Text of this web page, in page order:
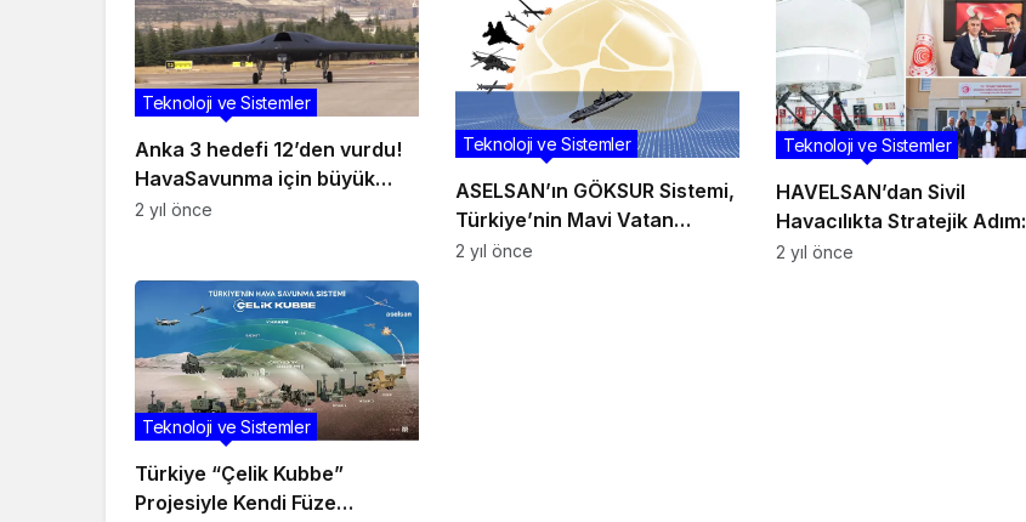
Anka 3 hedefi 12’den vurdu!
HavaSavunma için büyük
öneme sahip olan Anka 3
Teknoloji ve Sistemler
2 yıl önce
ASELSAN’ın GÖKSUR Sistemi,
Türkiye’nin Mavi Vatan
Savunmasında Güçleniyor
Teknoloji ve Sistemler
2 yıl önce
HAVELSAN’dan Sivil
Havacılıkta Stratejik Adım:
Beyaz Kuyruk Simülatör
Teknoloji ve Sistemler
2 yıl önce
Türkiye “Çelik Kubbe”
Projesiyle Kendi Füze
Teknoloji ve Sistemler